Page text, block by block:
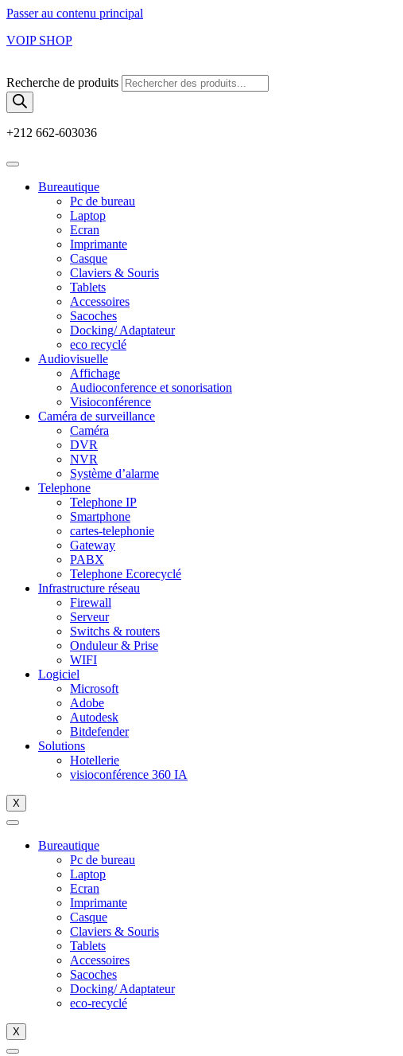
Passer au contenu principal
VOIP SHOP
Recherche de produits
+212 662-603036
Bureautique
Pc de bureau
Laptop
Ecran
Imprimante
Casque
Claviers & Souris
Tablets
Accessoires
Sacoches
Docking/ Adaptateur
eco recyclé
Audiovisuelle
Affichage
Audioconference et sonorisation
Visioconférence
Caméra de surveillance
Caméra
DVR
NVR
Système d’alarme
Telephone
Telephone IP
Smartphone
cartes-telephonie
Gateway
PABX
Telephone Ecorecyclé
Infrastructure réseau
Firewall
Serveur
Switchs & routers
Onduleur & Prise
WIFI
Logiciel
Microsoft
Adobe
Autodesk
Bitdefender
Solutions
Hotellerie
visioconférence 360 IA
X
Bureautique
Pc de bureau
Laptop
Ecran
Imprimante
Casque
Claviers & Souris
Tablets
Accessoires
Sacoches
Docking/ Adaptateur
eco-recyclé
X